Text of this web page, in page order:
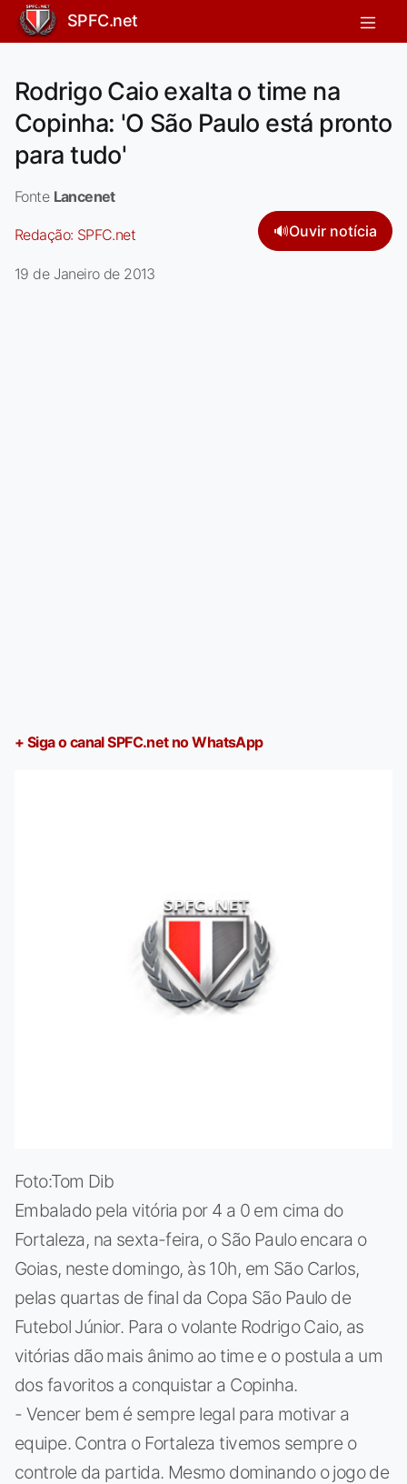
SPFC.net
Rodrigo Caio exalta o time na
Copinha: 'O São Paulo está pronto
para tudo'
Fonte Lancenet
Redação: SPFC.net 🔊Ouvir notícia
19 de Janeiro de 2013
+ Siga o canal SPFC.net no WhatsApp
Foto:Tom Dib
Embalado pela vitória por 4 a 0 em cima do
Fortaleza, na sexta-feira, o São Paulo encara o
Goias, neste domingo, às 10h, em São Carlos,
pelas quartas de final da Copa São Paulo de
Futebol Júnior. Para o volante Rodrigo Caio, as
vitórias dão mais ânimo ao time e o postula a um
dos favoritos a conquistar a Copinha.
- Vencer bem é sempre legal para motivar a
equipe. Contra o Fortaleza tivemos sempre o
controle da partida. Mesmo dominando o jogo de